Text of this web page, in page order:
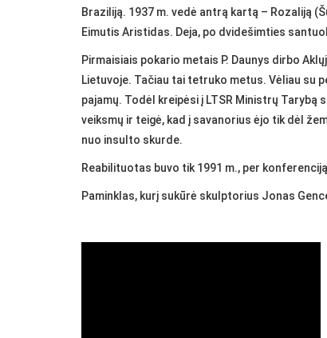
Braziliją. 1937 m. vedė antrą kartą – Rozaliją
Eimutis Aristidas. Deja, po dvidešimties
Pirmaisiais pokario metais P. Daunys dirbo
Lietuvoje. Tačiau tai tetruko metus. Vėliau su
pajamų. Todėl kreipėsi į LTSR Ministrų
veiksmų ir teigė, kad į savanorius ėjo tik dėl
nuo insulto skurde.
Reabilituotas buvo tik 1991 m., per
Paminklas, kurį sukūrė skulptorius Jonas